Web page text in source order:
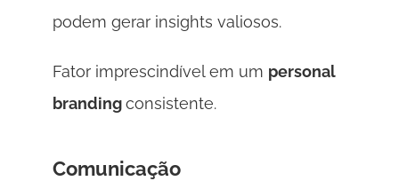
podem gerar insights valiosos.
Fator imprescindível em um personal
branding consistente.
Comunicação